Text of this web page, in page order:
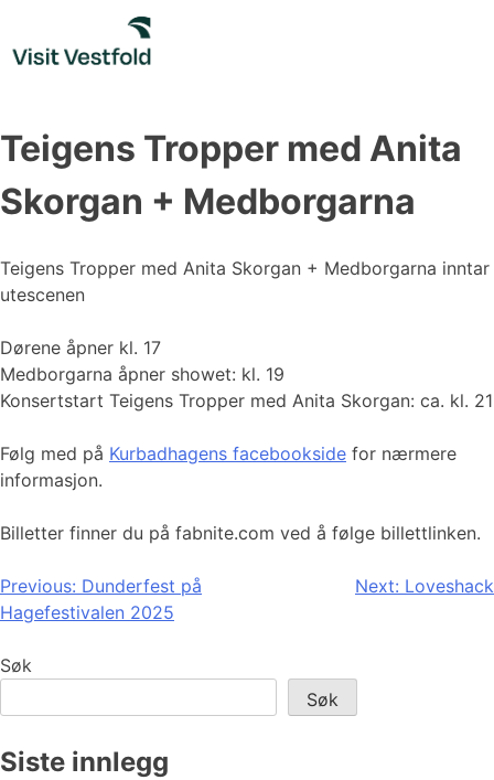
content
Teigens Tropper med Anita
Skorgan + Medborgarna
Teigens Tropper med Anita Skorgan + Medborgarna inntar
utescenen
Dørene åpner kl. 17
Medborgarna åpner showet: kl. 19
Konsertstart Teigens Tropper med Anita Skorgan: ca. kl. 21
Følg med på Kurbadhagens facebookside for nærmere
informasjon.
Billetter finner du på fabnite.com ved å følge billettlinken.
Innleggsnavigasjon
Previous: Dunderfest på
Hagefestivalen 2025
Next: Loveshack
Søk
Søk
Siste innlegg